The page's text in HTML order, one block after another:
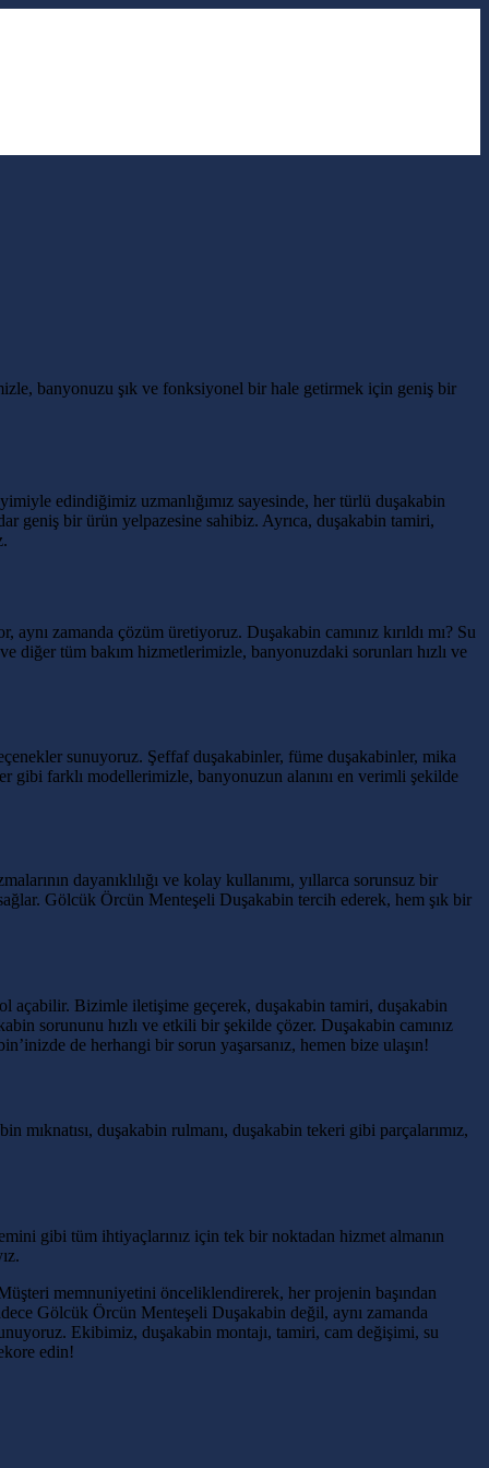
banyonuzu şık ve fonksiyonel bir hale getirmek için geniş bir
edindiğimiz uzmanlığımız sayesinde, her türlü duşakabin
geniş bir ürün yelpazesine sahibiz. Ayrıca, duşakabin tamiri,
zamanda çözüm üretiyoruz. Duşakabin camınız kırıldı mı? Su
diğer tüm bakım hizmetlerimizle, banyonuzdaki sorunları hızlı ve
sunuyoruz. Şeffaf duşakabinler, füme duşakabinler, mika
gibi farklı modellerimizle, banyonuzun alanını en verimli şekilde
dayanıklılığı ve kolay kullanımı, yıllarca sorunsuz bir
Gölcük Örcün Menteşeli Duşakabin tercih ederek, hem şık bir
açabilir. Bizimle iletişime geçerek, duşakabin tamiri, duşakabin
sorununu hızlı ve etkili bir şekilde çözer. Duşakabin camınız
de herhangi bir sorun yaşarsanız, hemen bize ulaşın!
duşakabin rulmanı, duşakabin tekeri gibi parçalarımız,
gibi tüm ihtiyaçlarınız için tek bir noktadan hizmet almanın
memnuniyetini önceliklendirerek, her projenin başından
Gölcük Örcün Menteşeli Duşakabin değil, aynı zamanda
Ekibimiz, duşakabin montajı, tamiri, cam değişimi, su
edin!